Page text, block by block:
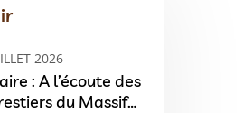
2026
: A l’écoute des
du Massif